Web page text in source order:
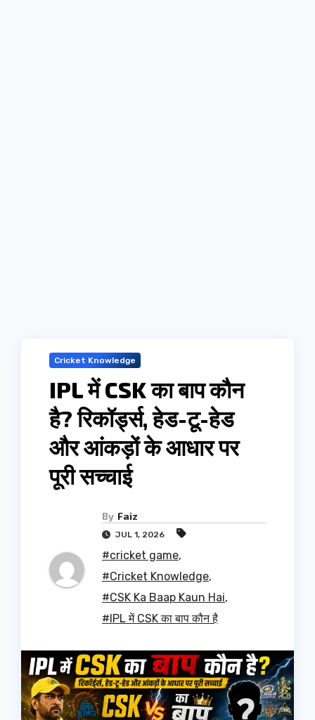
Cricket Knowledge
IPL में CSK का बाप कौन
है? रिकॉर्ड्स, हेड-टू-हेड
और आंकड़ों के आधार पर
पूरी सच्चाई
By Faiz
JUL 1, 2026
#cricket game,
#Cricket Knowledge,
#CSK Ka Baap Kaun Hai,
#IPL में CSK का बाप कौन है